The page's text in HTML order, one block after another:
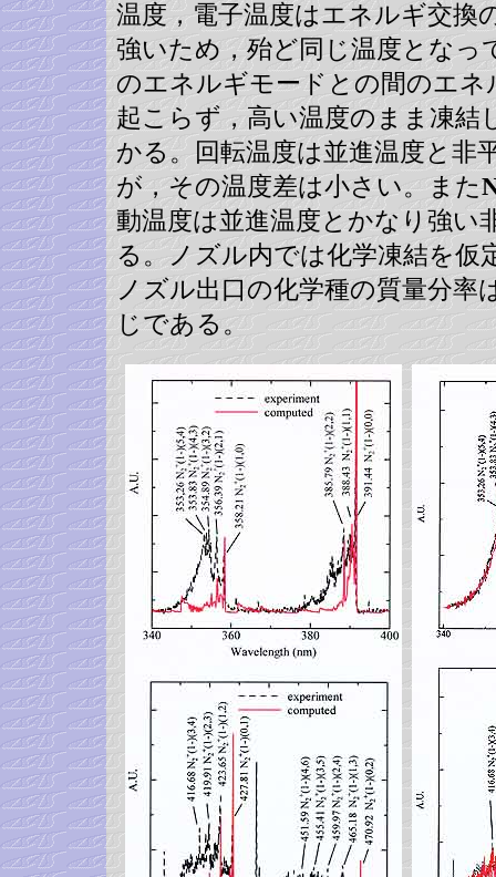
温度，電子温度はエネルギ交換
強いため，殆ど同じ温度となっ
のエネルギモードとの間のエネ
起こらず，高い温度のまま凍結
かる。回転温度は並進温度と非
が，その温度差は小さい。また
動温度は並進温度とかなり強い
る。ノズル内では化学凍結を仮
ノズル出口の化学種の質量分率
じである。